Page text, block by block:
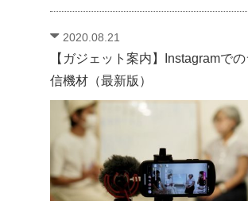
2020.08.21
【ガジェット案内】Instagramで
信機材（最新版）